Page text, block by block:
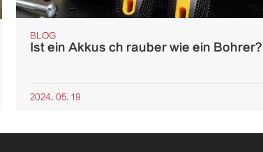
BLOG
Ist ein Akkus ch rauber wie ein Bohrer?
2024. 05. 19